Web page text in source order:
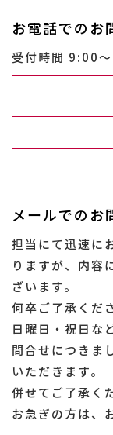
お電話でのお
受付時間 9:00
メールでのお
担当にて迅速に
りますが、内容
ざいます。
何卒ご了承くだ
日曜日・祝日な
問合せにつきま
いただきます。
併せてご了承く
お急ぎの方は、